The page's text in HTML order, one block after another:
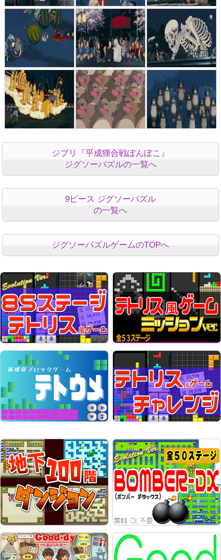
ジブリ『平成狸合戦ぽんぽこ』
ジグソーパズルの一覧へ
9ピース ジグソーパズル
の一覧へ
ジグソーパズルゲームのTOPへ